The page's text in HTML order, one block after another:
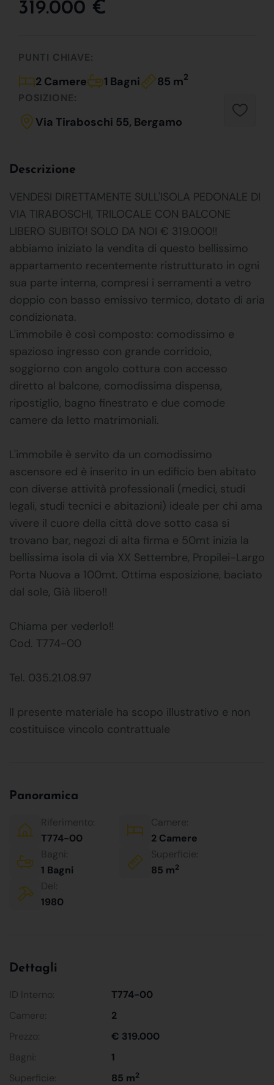
319.000 €
PUNTI CHIAVE:
2 Camere 1 Bagni 85 m2
POSIZIONE:
Via Tiraboschi 55, Bergamo
Descrizione
VENDESI DIRETTAMENTE SULL'ISOLA PEDONALE DI
VIA TIRABOSCHI, TRILOCALE CON BALCONE
LIBERO SUBITO! SOLO DA NOI € 319.000!!
abbiamo iniziato la vendita di questo bellissimo
appartamento recentemente ristrutturato in ogni
sua parte interna, compresi i serramenti a vetro
doppio con basso emissivo termico, dotato di aria
condizionata.
L'immobile è così composto: comodissimo e
spazioso ingresso con grande corridoio,
soggiorno con angolo cottura con accesso
diretto al balcone, comodissima dispensa,
ripostiglio, bagno finestrato e due comode
camere da letto matrimoniali.
L'immobile è servito da un comodissimo
ascensore ed è inserito in un edificio ben abitato
con diverse attività professionali (medici, studi
legali, studi tecnici e abitazioni) ideale per chi ama
vivere il cuore della città dove sotto casa si
trovano bar, negozi di alta firma e 50mt inizia la
bellissima isola di via XX Settembre, Propilei-Largo
Porta Nuova a 100mt. Ottima esposizione, baciato
dal sole, Già libero!!
Chiama per vederlo!!
Cod. T774-00
Tel. 035.21.08.97
Il presente materiale ha scopo illustrativo e non
costituisce vincolo contrattuale
Panoramica
Riferimento:
T774-00
Camere:
2 Camere
Bagni:
1 Bagni
Superficie:
85 m2
Del:
1980
Dettagli
ID Interno:
T774-00
Camere:
2
Prezzo:
€ 319.000
Bagni:
1
Superficie:
85 m2